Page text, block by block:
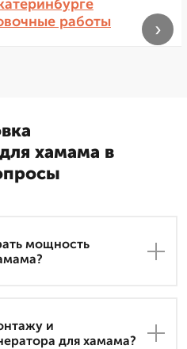
работы
›
хамама в
мощность
и
для хамама?